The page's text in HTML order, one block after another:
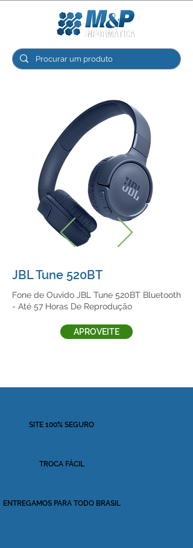
JBL Tune 520BT
Fone de Ouvido JBL Tune 520BT Bluetooth
- Até 57 Horas De Reprodução
APROVEITE
SITE 100% SEGURO
TROCA FÁCIL
ENTREGAMOS PARA TODO BRASIL